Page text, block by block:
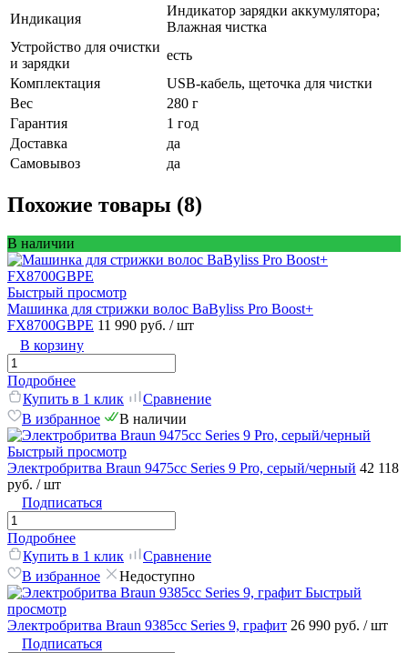
Индикация
Индикатор зарядки аккумулятора;
Влажная чистка
Устройство для очистки
и зарядки
есть
Комплектация
USB-кабель, щеточка для чистки
Вес
280 г
Гарантия
1 год
Доставка
да
Самовывоз
да
Похожие товары (8)
В наличии
Быстрый просмотр
Машинка для стрижки волос BaByliss Pro Boost+
FX8700GBPE 11 990 руб. / шт
В корзину
Подробнее
Купить в 1 клик
Сравнение
В избранное
В наличии
Быстрый просмотр
Электробритва Braun 9475cc Series 9 Pro, серый/черный 42 118
руб. / шт
Подписаться
Подробнее
Купить в 1 клик
Сравнение
В избранное
Недоступно
Быстрый
просмотр
Электробритва Braun 9385cc Series 9, графит 26 990 руб. / шт
Подписаться